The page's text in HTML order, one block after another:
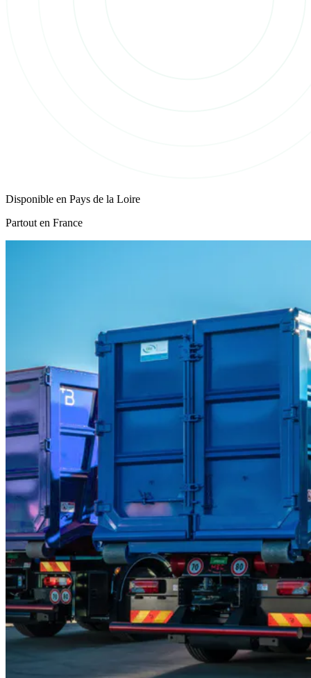
Disponible en Pays de la Loire
Partout en France